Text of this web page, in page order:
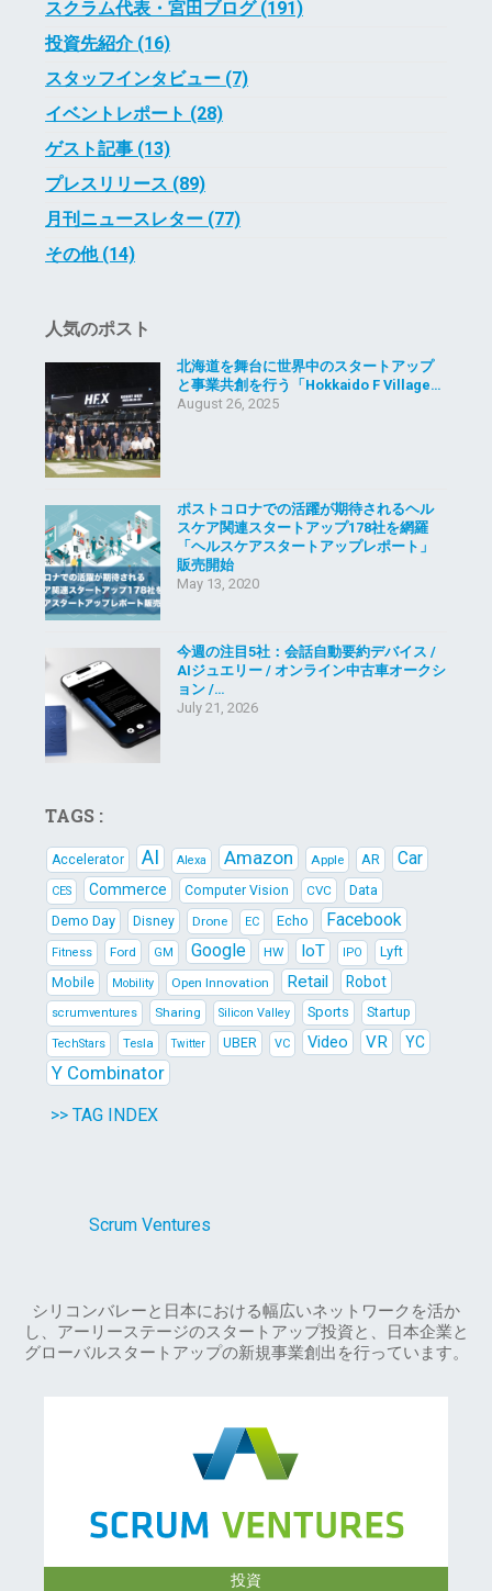
スクラム代表・宮田ブログ (191)
投資先紹介 (16)
スタッフインタビュー (7)
イベントレポート (28)
ゲスト記事 (13)
プレスリリース (89)
月刊ニュースレター (77)
その他 (14)
人気のポスト
北海道を舞台に世界中のスタートアップ
と事業共創を行う「Hokkaido F Village…
August 26, 2025
ポストコロナでの活躍が期待されるヘル
スケア関連スタートアップ178社を網羅
「ヘルスケアスタートアップレポート」
販売開始
May 13, 2020
今週の注目5社：会話自動要約デバイス /
AIジュエリー / オンライン中古車オークシ
ョン /…
July 21, 2026
TAGS :
Accelerator AI Alexa Amazon Apple AR Car
CES Commerce Computer Vision CVC
Data
Demo Day
Disney Drone EC Echo Facebook
Fitness Ford GM Google HW IoT IPO Lyft
Mobile Mobility Open Innovation Retail Robot
scrumventures Sharing Silicon Valley Sports Startup
TechStars Tesla Twitter UBER VC Video VR YC
Y Combinator
>> TAG INDEX
Scrum Ventures
シリコンバレーと日本における幅広いネットワークを活か
し、アーリーステージのスタートアップ投資と、日本企業と
グローバルスタートアップの新規事業創出を行っています。
投資